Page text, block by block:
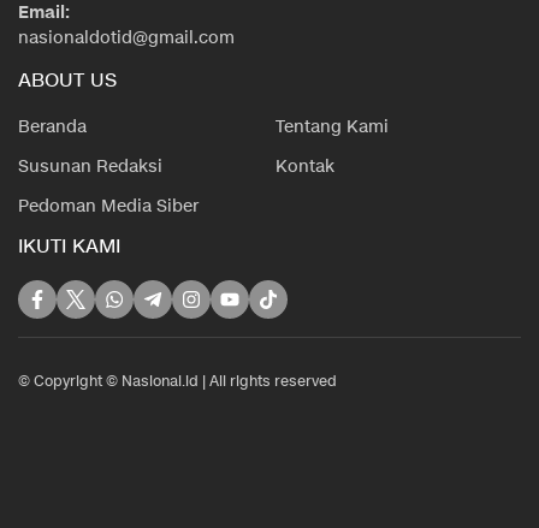
Email:
nasionaldotid@gmail.com
ABOUT US
Beranda
Tentang Kami
Susunan Redaksi
Kontak
Pedoman Media Siber
IKUTI KAMI
© Copyright © Nasional.id | All rights reserved